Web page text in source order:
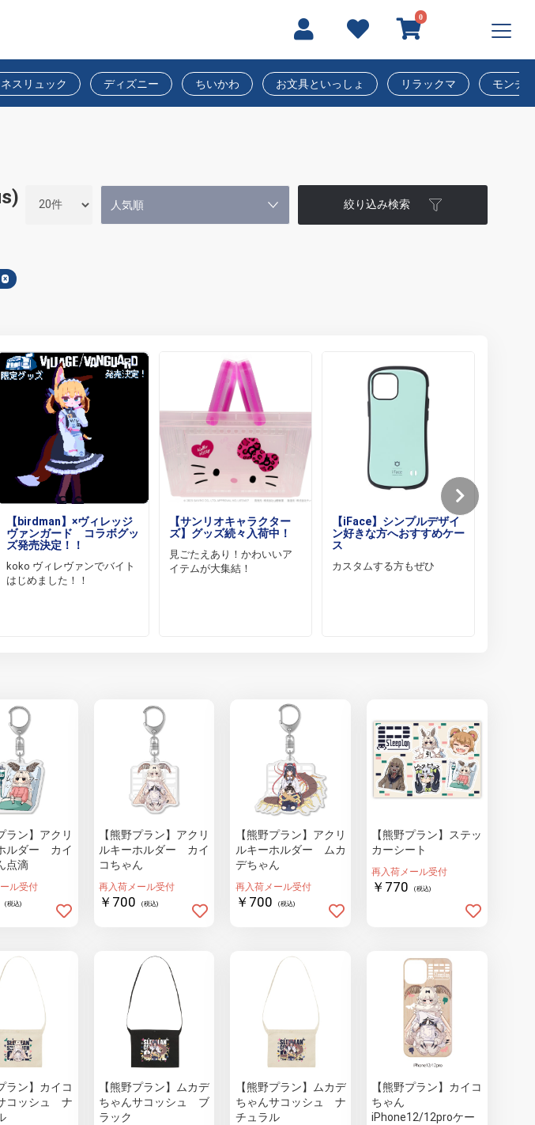
0
スリュック ディズニー ちいかわ お文具といっしょ リラックマ モンチ
絞り込み検索
×
【birdman】×ヴィレッジ
ヴァンガード コラボグッ
ズ発売決定！！
koko ヴィレヴァンでバイト
はじめました！！
【サンリオキャラクター
ズ】グッズ続々入荷中！
見ごたえあり！かわいいア
イテムが大集結！
【iFace】シンプルデザイ
ン好きな方へおすすめケー
ス
カスタムする方もぜひ
ラン】アクリ
ルダー カイ
点滴
ル受付
(税込)
【熊野プラン】アクリ
ルキーホルダー カイ
コちゃん
再入荷メール受付
￥700 (税込)
【熊野プラン】アクリ
ルキーホルダー ムカ
デちゃん
再入荷メール受付
￥700 (税込)
【熊野プラン】ステッ
カーシート
再入荷メール受付
￥770 (税込)
ラン】カイコ
コッシュ ナ
【熊野プラン】ムカデ
ちゃんサコッシュ ブ
ラック
【熊野プラン】ムカデ
ちゃんサコッシュ ナ
チュラル
【熊野プラン】カイコ
ちゃん
iPhone12/12proケー